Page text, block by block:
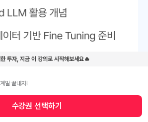
투자, 지금 이 강의로 시작해보세요🔥
발 끝내자!
수강권 선택하기